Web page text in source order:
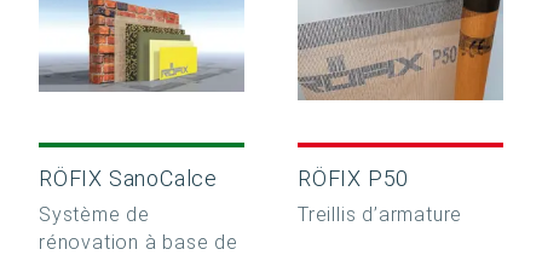
RÖFIX SanoCalce
Système de
rénovation à base de
RÖFIX P50
Treillis d’armature